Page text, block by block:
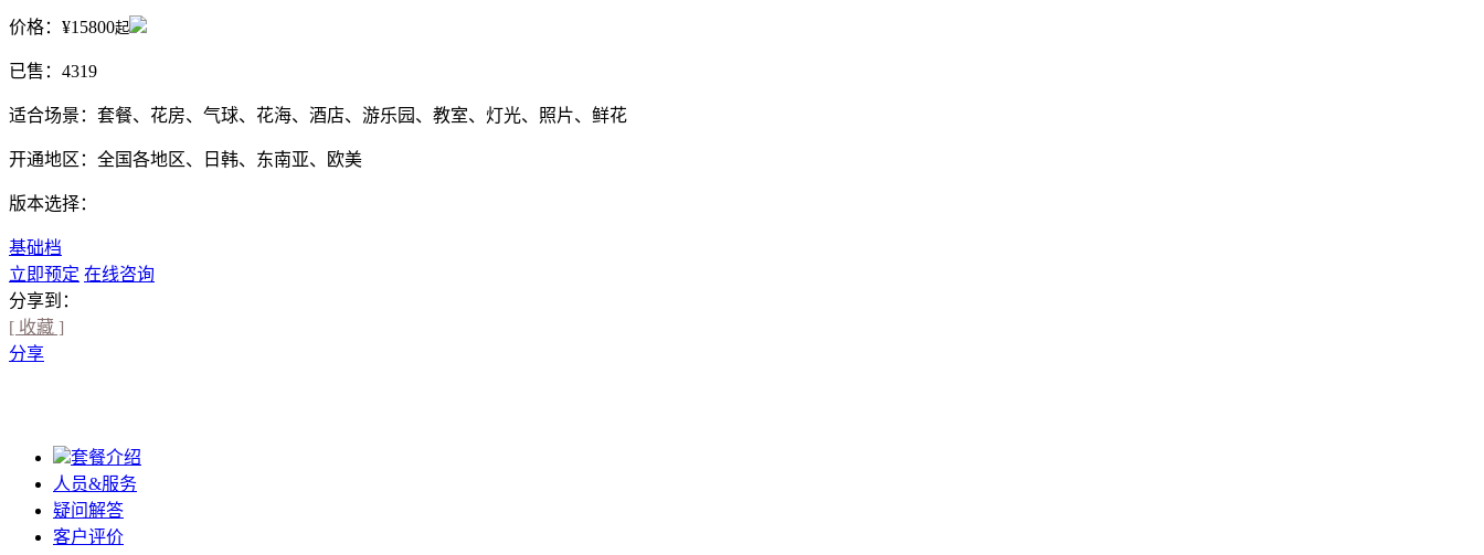
价格： ¥15800起
已售：4319
适合场景： 套餐、花房、气球、花海、酒店、游乐园、教室、灯光、照片、鲜花
开通地区： 全国各地区、日韩、东南亚、欧美
版本选择：
基础档
立即预定 在线咨询
分享到：
[ 收藏 ]
分享
套餐介绍
人员&服务
疑问解答
客户评价